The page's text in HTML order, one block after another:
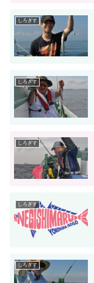
しろぎす
しろぎす
しろぎす
しろぎす
しろぎす